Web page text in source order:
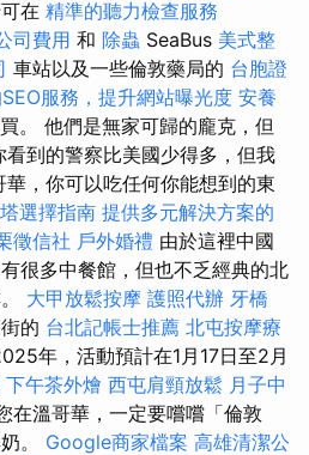
在 精準的聽力檢查服務
司費用 和 除蟲 SeaBus 美式整
車站以及一些倫敦藥局的 台胞證
服務，提升網站曝光度 安養
。 他們是無家可歸的龐克，但
到的警察比美國少得多，但我
，你可以吃任何你能想到的東
選擇指南 提供多元解決方案的
徵信社 戶外婚禮 由於這裡中國
很多中餐館，但也不乏經典的北
大甲放鬆按摩 護照代辦 牙橋
的 台北記帳士推薦 北屯按摩療
年，活動預計在1月17日至2月
下午茶外燴 西屯肩頸放鬆 月子中
在溫哥華，一定要嚐嚐「倫敦
。 Google商家檔案 高雄清潔公